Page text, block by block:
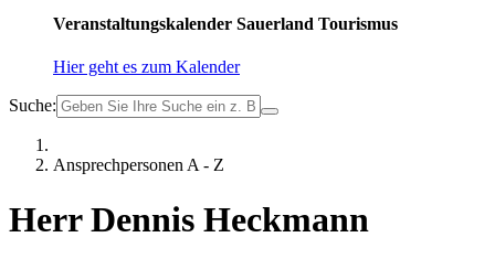
Veranstaltungskalender Sauerland Tourismus
Hier geht es zum Kalender
Suche:
Ansprechpersonen A - Z
Herr Dennis Heckmann